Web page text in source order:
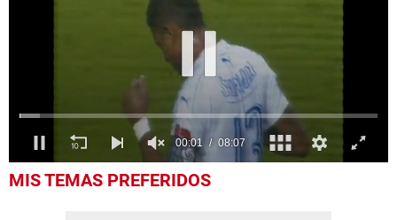
seconds
00:04 08:07
MIS TEMAS PREFERIDOS